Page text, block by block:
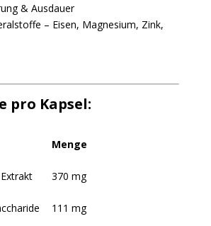
& Ausdauer
– Eisen, Magnesium, Zink,
pro Kapsel:
Menge
370 mg
111 mg